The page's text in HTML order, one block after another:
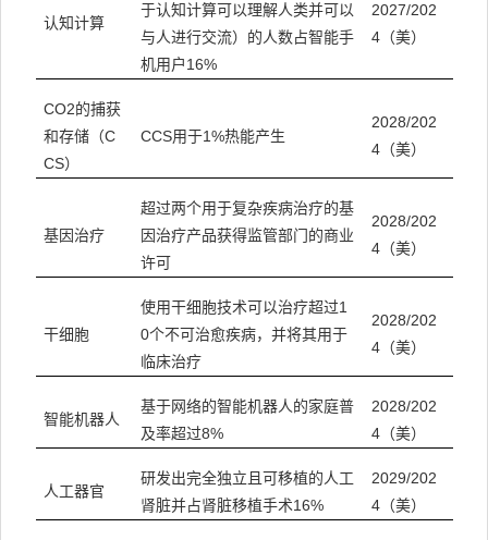
认知计算
于认知计算可以理解人类并可以
与人进行交流）的人数占智能手
机用户16%
2027/202
4（美）
CO2的捕获
和存储（C
CS）
CCS用于1%热能产生
2028/202
4（美）
基因治疗
超过两个用于复杂疾病治疗的基
因治疗产品获得监管部门的商业
许可
2028/202
4（美）
干细胞
使用干细胞技术可以治疗超过1
0个不可治愈疾病，并将其用于
临床治疗
2028/202
4（美）
智能机器人
基于网络的智能机器人的家庭普
及率超过8%
2028/202
4（美）
人工器官
研发出完全独立且可移植的人工
肾脏并占肾脏移植手术16%
2029/202
4（美）